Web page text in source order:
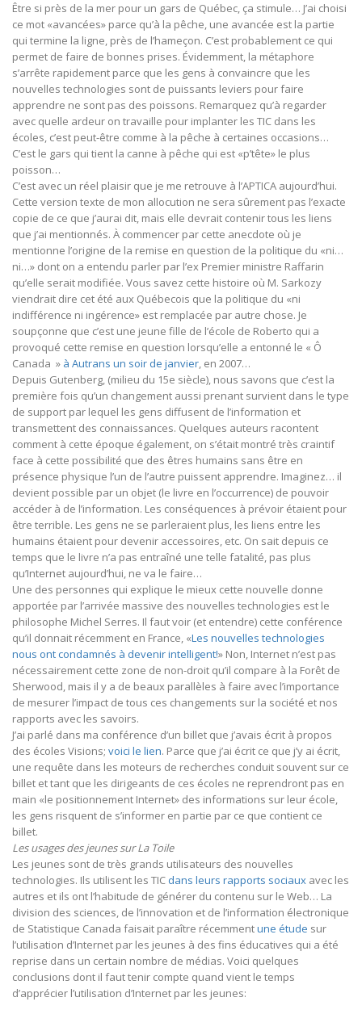
Être si près de la mer pour un gars de Québec, ça stimule… J’ai choisi
ce mot «avancées» parce qu’à la pêche, une avancée est la partie
qui termine la ligne, près de l’hameçon. C’est probablement ce qui
permet de faire de bonnes prises. Évidemment, la métaphore
s’arrête rapidement parce que les gens à convaincre que les
nouvelles technologies sont de puissants leviers pour faire
apprendre ne sont pas des poissons. Remarquez qu’à regarder
avec quelle ardeur on travaille pour implanter les TIC dans les
écoles, c’est peut-être comme à la pêche à certaines occasions…
C’est le gars qui tient la canne à pêche qui est «p’tête» le plus
poisson…
C’est avec un réel plaisir que je me retrouve à l’APTICA aujourd’hui.
Cette version texte de mon allocution ne sera sûrement pas l’exacte
copie de ce que j’aurai dit, mais elle devrait contenir tous les liens
que j’ai mentionnés. À commencer par cette anecdote où je
mentionne l’origine de la remise en question de la politique du «ni…
ni…» dont on a entendu parler par l’ex Premier ministre Raffarin
qu’elle serait modifiée. Vous savez cette histoire où M. Sarkozy
viendrait dire cet été aux Québecois que la politique du «ni
indifférence ni ingérence» est remplacée par autre chose. Je
soupçonne que c’est une jeune fille de l’école de Roberto qui a
provoqué cette remise en question lorsqu’elle a entonné le « Ô
Canada » à Autrans un soir de janvier, en 2007…
Depuis Gutenberg, (milieu du 15e siècle), nous savons que c’est la
première fois qu’un changement aussi prenant survient dans le type
de support par lequel les gens diffusent de l’information et
transmettent des connaissances. Quelques auteurs racontent
comment à cette époque également, on s’était montré très craintif
face à cette possibilité que des êtres humains sans être en
présence physique l’un de l’autre puissent apprendre. Imaginez… il
devient possible par un objet (le livre en l’occurrence) de pouvoir
accéder à de l’information. Les conséquences à prévoir étaient pour
être terrible. Les gens ne se parleraient plus, les liens entre les
humains étaient pour devenir accessoires, etc. On sait depuis ce
temps que le livre n’a pas entraîné une telle fatalité, pas plus
qu’Internet aujourd’hui, ne va le faire…
Une des personnes qui explique le mieux cette nouvelle donne
apportée par l’arrivée massive des nouvelles technologies est le
philosophe Michel Serres. Il faut voir (et entendre) cette conférence
qu’il donnait récemment en France, «Les nouvelles technologies
nous ont condamnés à devenir intelligent!» Non, Internet n’est pas
nécessairement cette zone de non-droit qu’il compare à la Forêt de
Sherwood, mais il y a de beaux parallèles à faire avec l’importance
de mesurer l’impact de tous ces changements sur la société et nos
rapports avec les savoirs.
J’ai parlé dans ma conférence d’un billet que j’avais écrit à propos
des écoles Visions; voici le lien. Parce que j’ai écrit ce que j’y ai écrit,
une requête dans les moteurs de recherches conduit souvent sur ce
billet et tant que les dirigeants de ces écoles ne reprendront pas en
main «le positionnement Internet» des informations sur leur école,
les gens risquent de s’informer en partie par ce que contient ce
billet.
Les usages des jeunes sur La Toile
Les jeunes sont de très grands utilisateurs des nouvelles
technologies. Ils utilisent les TIC dans leurs rapports sociaux avec les
autres et ils ont l’habitude de générer du contenu sur le Web… La
division des sciences, de l’innovation et de l’information électronique
de Statistique Canada faisait paraître récemmentune étude sur
l’utilisation d’Internet par les jeunes à des fins éducatives qui a été
reprise dans un certain nombre de médias. Voici quelques
conclusions dont il faut tenir compte quand vient le temps
d’apprécier l’utilisation d’Internet par les jeunes: